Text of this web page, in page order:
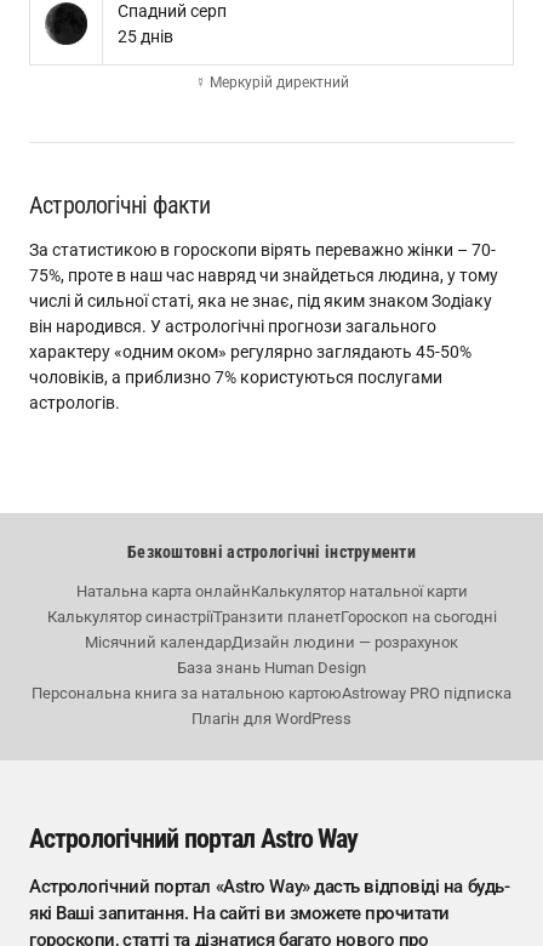
Спадний серп
25 днів
☿ Меркурій директний
Астрологічні факти
За статистикою в гороскопи вірять переважно жінки – 70-
75%, проте в наш час навряд чи знайдеться людина, у тому
числі й сильної статі, яка не знає, під яким знаком Зодіаку
він народився. У астрологічні прогнози загального
характеру «одним оком» регулярно заглядають 45-50%
чоловіків, а приблизно 7% користуються послугами
астрологів.
Безкоштовні астрологічні інструменти
Натальна карта онлайнКалькулятор натальної карти
Калькулятор синастріїТранзити планетГороскоп на сьогодні
Місячний календарДизайн людини — розрахунок
База знань Human Design
Персональна книга за натальною картоюAstroway PRO підписка
Плагін для WordPress
Астрологічний портал Astro Way
Астрологічний портал «Astro Way» дасть відповіді на будь-
які Ваші запитання. На сайті ви зможете прочитати
гороскопи, статті та дізнатися багато нового про